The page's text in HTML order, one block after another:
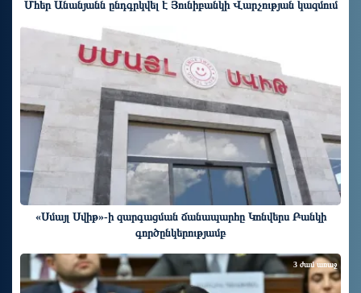
Մհեր Անանյանն ընդգրկվել է Յունիբանկի Վարչության կազմում
«Սմայլ Սվիթ»-ի զարգացման ճանապարհը Կոնվերս Բանկի
գործընկերությամբ
3 ժամ առաջ